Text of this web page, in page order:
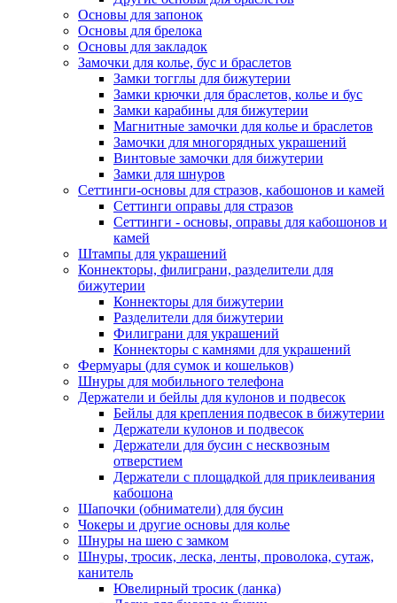
Основы для запонок
Основы для брелока
Основы для закладок
Замочки для колье, бус и браслетов
Замки тогглы для бижутерии
Замки крючки для браслетов, колье и бус
Замки карабины для бижутерии
Магнитные замочки для колье и браслетов
Замочки для многорядных украшений
Винтовые замочки для бижутерии
Замки для шнуров
Сеттинги-основы для стразов, кабошонов и камей
Сеттинги оправы для стразов
Сеттинги - основы, оправы для кабошонов и
камей
Штампы для украшений
Коннекторы, филиграни, разделители для
бижутерии
Коннекторы для бижутерии
Разделители для бижутерии
Филиграни для украшений
Коннекторы с камнями для украшений
Фермуары (для сумок и кошельков)
Шнуры для мобильного телефона
Держатели и бейлы для кулонов и подвесок
Бейлы для крепления подвесок в бижутерии
Держатели кулонов и подвесок
Держатели для бусин с несквозным
отверстием
Держатели с площадкой для приклеивания
кабошона
Шапочки (обниматели) для бусин
Чокеры и другие основы для колье
Шнуры на шею с замком
Шнуры, тросик, леска, ленты, проволока, сутаж,
канитель
Ювелирный тросик (ланка)